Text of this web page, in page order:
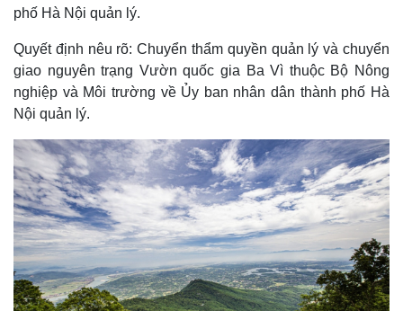
phố Hà Nội quản lý.
Quyết định nêu rõ: Chuyển thẩm quyền quản lý và chuyển
giao nguyên trạng Vườn quốc gia Ba Vì thuộc Bộ Nông
nghiệp và Môi trường về Ủy ban nhân dân thành phố Hà
Nội quản lý.